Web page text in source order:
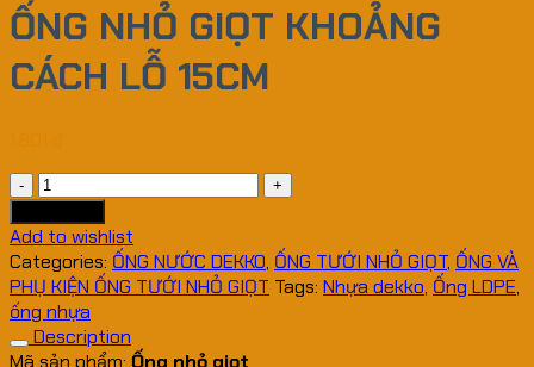
ỐNG NHỎ GIỌT KHOẢNG
CÁCH LỖ 15CM
ỐNG
NHỎ
GIỌT
KHOẢNG
CÁCH
LỖ
15CM
quantity
Add to wishlist
Categories: ỐNG NƯỚC DEKKO, ỐNG TƯỚI NHỎ GIỌT, ỐNG VÀ
PHỤ KIỆN ỐNG TƯỚI NHỎ GIỌT Tags: Nhựa dekko, Ống LDPE,
ống nhựa
Description
Mã sản phẩm: Ống nhỏ giọt